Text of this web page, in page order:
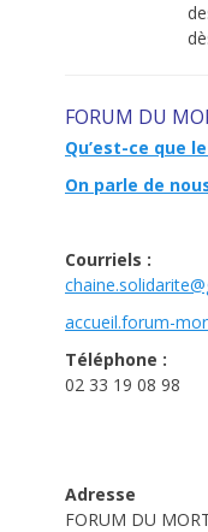
FORUM DU
Qu’est-ce que
On parle de
Courriels :
accueil.forum-
Téléphone :
02 33 19 08 98
Adresse
FORUM DU